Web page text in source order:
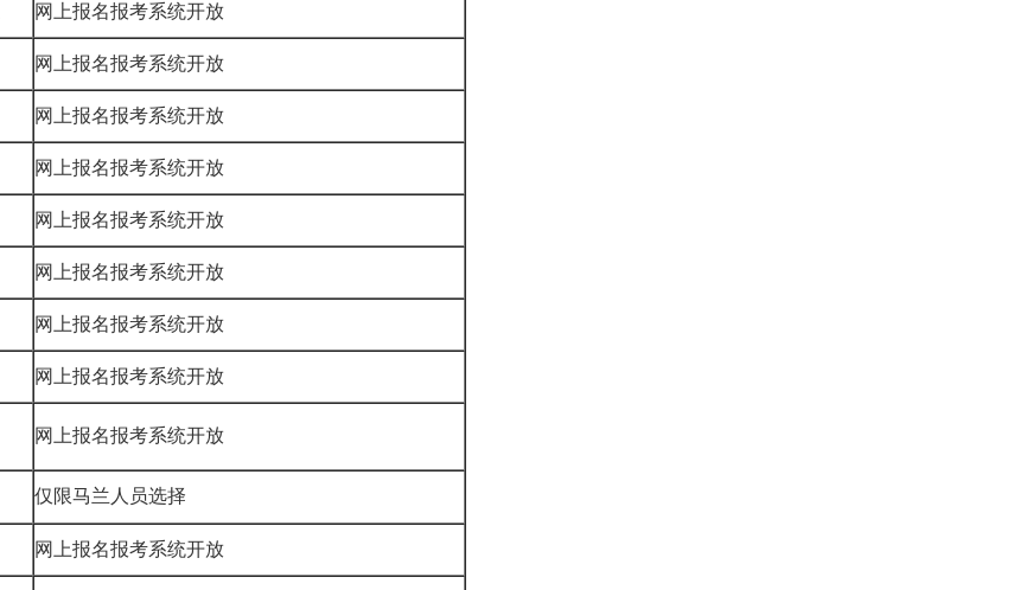
网上报名报考系统开放
网上报名报考系统开放
网上报名报考系统开放
网上报名报考系统开放
网上报名报考系统开放
网上报名报考系统开放
网上报名报考系统开放
网上报名报考系统开放
网上报名报考系统开放
仅限马兰人员选择
网上报名报考系统开放